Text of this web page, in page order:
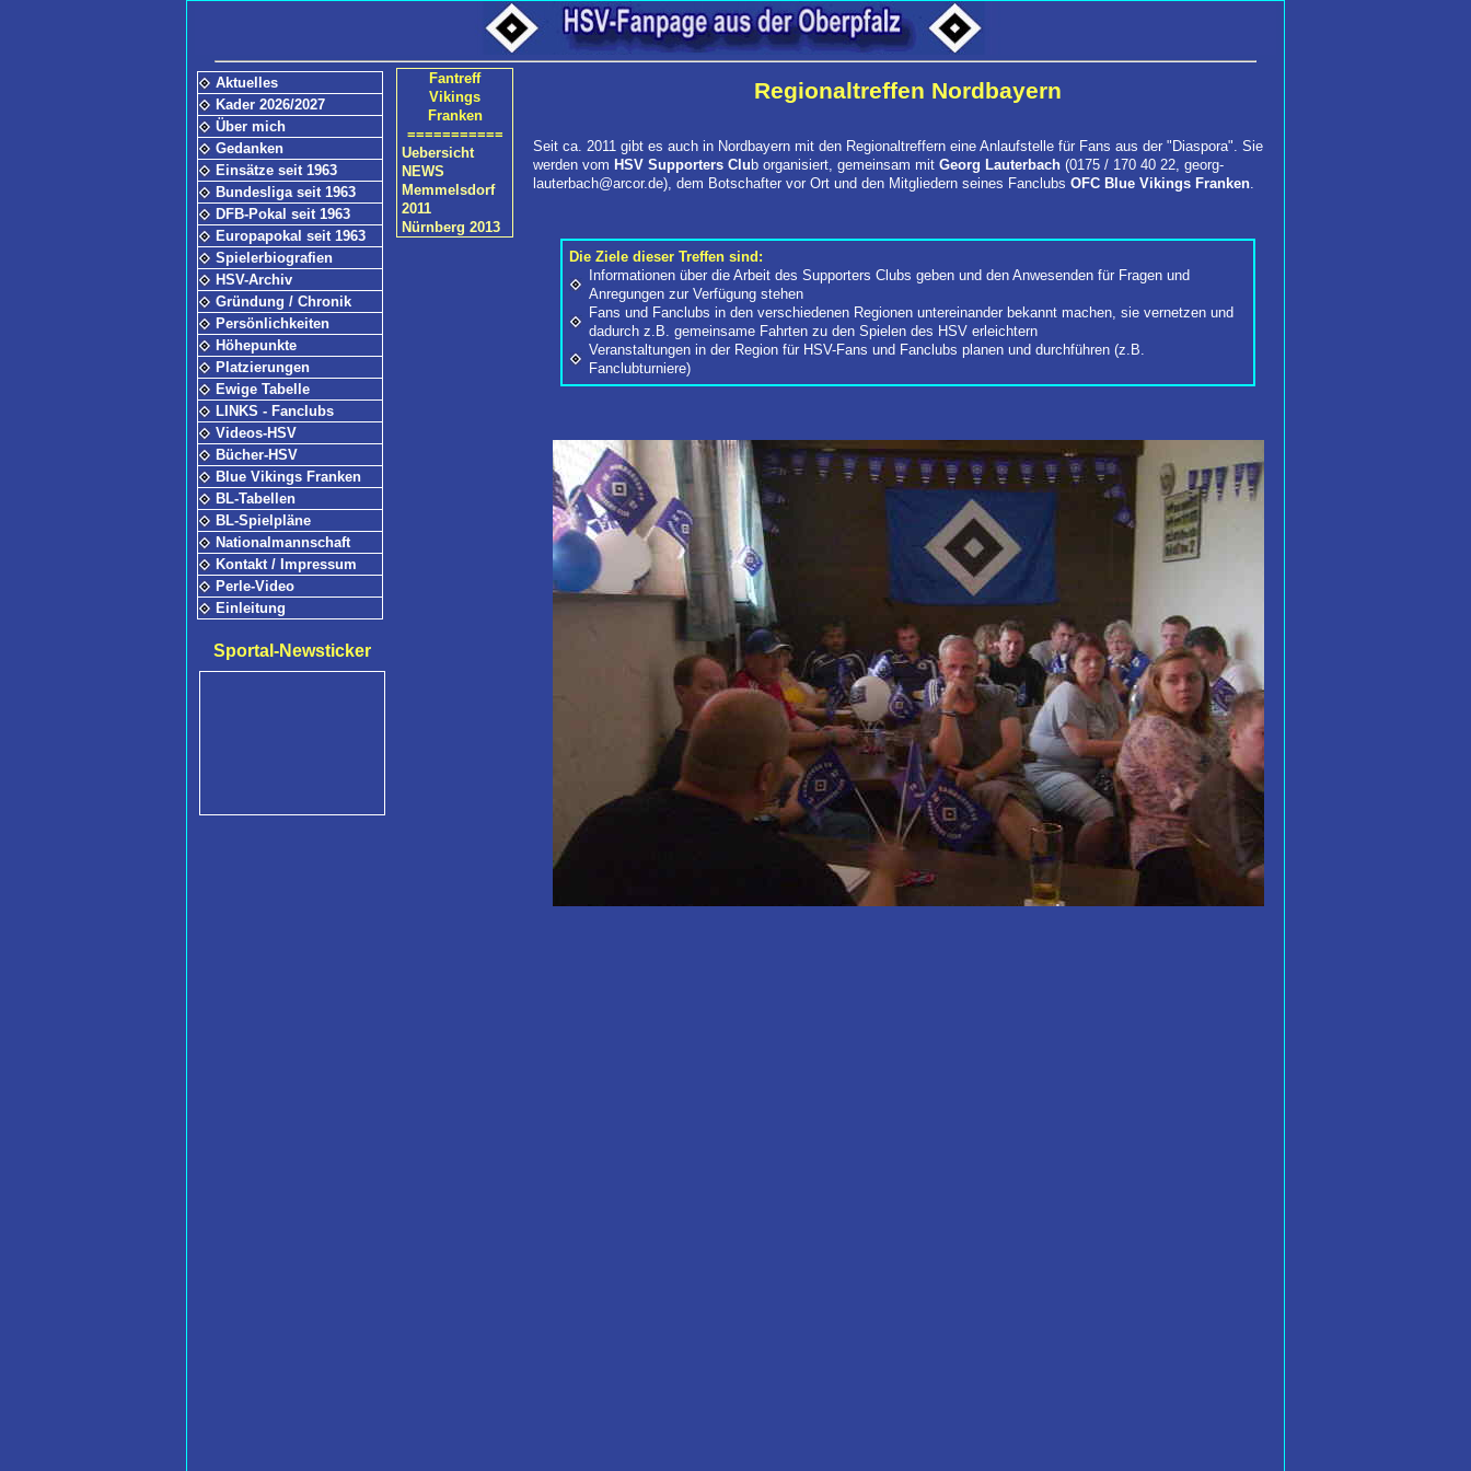
Aktuelles
Kader 2026/2027
Über mich
Gedanken
Einsätze seit 1963
Bundesliga seit 1963
DFB-Pokal seit 1963
Europapokal seit 1963
Spielerbiografien
HSV-Archiv
Gründung / Chronik
Persönlichkeiten
Höhepunkte
Platzierungen
Ewige Tabelle
LINKS - Fanclubs
Videos-HSV
Bücher-HSV
Blue Vikings Franken
BL-Tabellen
BL-Spielpläne
Nationalmannschaft
Kontakt / Impressum
Perle-Video
Einleitung
Sportal-Newsticker
Regionaltreffen Nordbayern
Seit ca. 2011 gibt es auch in Nordbayern mit den Regionaltreffern eine Anlaufstelle für Fans aus der "Diaspora". Sie
werden vom HSV Supporters Clu b organisiert, gemeinsam mit Georg Lauterbach (0175 / 170 40 22, georg-
lauterbach@arcor.de), dem Botschafter vor Ort und den Mitgliedern seines Fanclubs OFC Blue Vikings Franken.
Die Ziele dieser Treffen sind:
Informationen über die Arbeit des Supporters Clubs geben und den Anwesenden für Fragen und
Anregungen zur Verfügung stehen
Fans und Fanclubs in den verschiedenen Regionen untereinander bekannt machen, sie vernetzen und
dadurch z.B. gemeinsame Fahrten zu den Spielen des HSV erleichtern
Veranstaltungen in der Region für HSV-Fans und Fanclubs planen und durchführen (z.B.
Fanclubturniere)
Fantreff
Vikings
Franken
===========
Uebersicht
NEWS
Memmelsdorf
2011
Nürnberg 2013